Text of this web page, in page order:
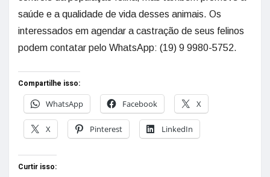
saúde e a qualidade de vida desses animais. Os
interessados em agendar a castração de seus felinos
podem contatar pelo WhatsApp: (19) 9 9980-5752.
Compartilhe isso:
WhatsApp
Facebook X
X Pinterest LinkedIn
Curtir isso: